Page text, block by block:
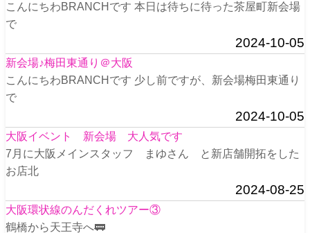
こんにちわBRANCHです 本日は待ちに待った茶屋町新会場
で
2024-10-05
新会場♪梅田東通り＠大阪
こんにちわBRANCHです 少し前ですが、新会場梅田東通り
で
2024-10-05
大阪イベント 新会場 大人気です
7月に大阪メインスタッフ まゆさん と新店舗開拓をした
お店北
2024-08-25
大阪環状線のんだくれツアー③
鶴橋から天王寺へ🚃